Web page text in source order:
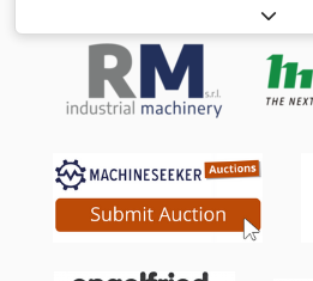
trommelslipemaskin,
reservedelsruller, transportbånd,
Produsent: KED Kurt Ehemann,
trommelbredde 200 mm -
25 x 200 mm -Antall: 6 stk
Crjdpfxjvxg U He Acmof